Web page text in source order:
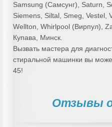
Samsung (Самсунг), Saturn,
Siemens, Siltal, Smeg, Vestel,
Wellton, Whirlpool (Вирпул),
Купава, Минск.
Вызвать мастера для
стиральной машинки вы
45!
Отзывы